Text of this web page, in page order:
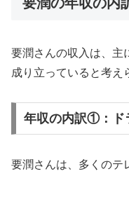
要潤さんの収入は、主
成り立っていると考え
年収の内訳①：ド
要潤さんは、多くのテ